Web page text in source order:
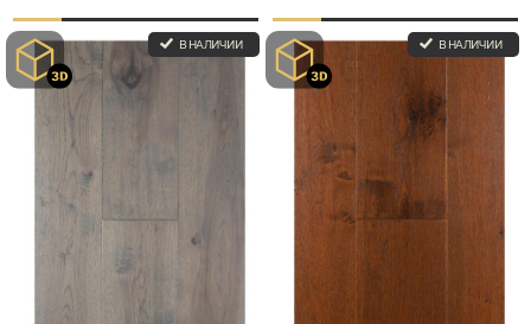
В НАЛИЧИИ В НАЛИЧИИ